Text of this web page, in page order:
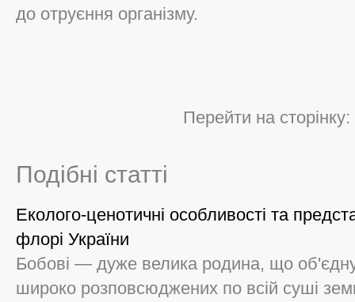
до отруєння організму.
Перейти на сторінку:
Подібні статті
Еколого-ценотичні особливості та
флорі України
Бобові — дуже велика родина, що
широко розповсюджених по всій суші